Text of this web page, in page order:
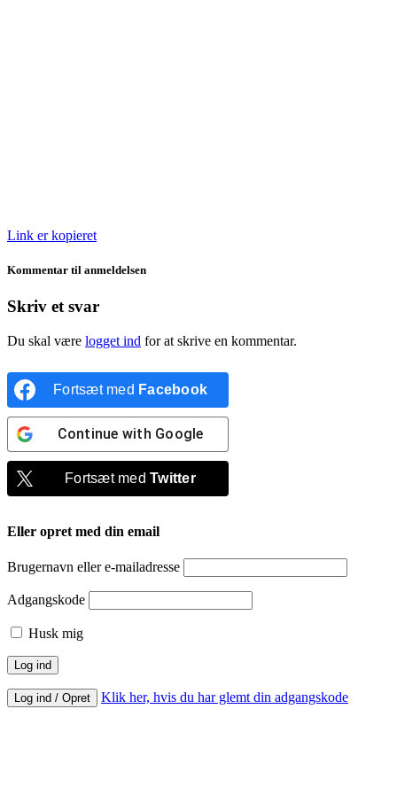
Link er kopieret
Kommentar til anmeldelsen
Skriv et svar
Du skal være logget ind for at skrive en kommentar.
Fortsæt med Facebook
Continue with Google
Fortsæt medTwitter
Eller opret med din email
Brugernavn eller e-mailadresse
Adgangskode
Husk mig
Log ind / Opret Klik her, hvis du har glemt din adgangskode